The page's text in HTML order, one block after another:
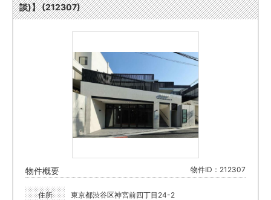
談)】 (212307)
物件概要 物件ID：212307
住所 東京都渋谷区神宮前四丁目24-2